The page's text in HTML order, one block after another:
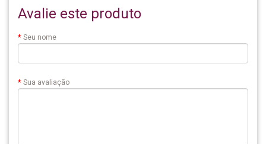
Avalie este produto
Seu nome
Sua avaliação